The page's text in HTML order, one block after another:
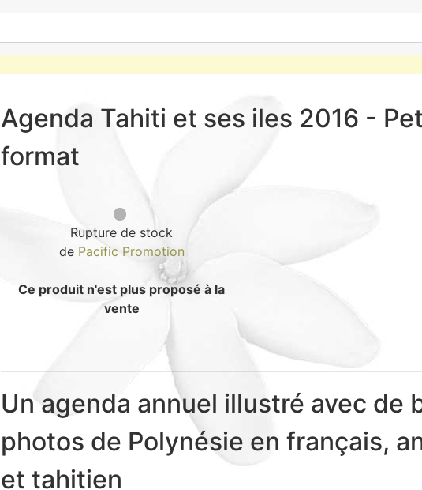
Agenda Tahiti et ses iles 2016 -
format
Rupture de stock
de Pacific Promotion
Ce produit n'est plus proposé à la
vente
Un agenda annuel illustré avec de
photos de Polynésie en français,
et tahitien